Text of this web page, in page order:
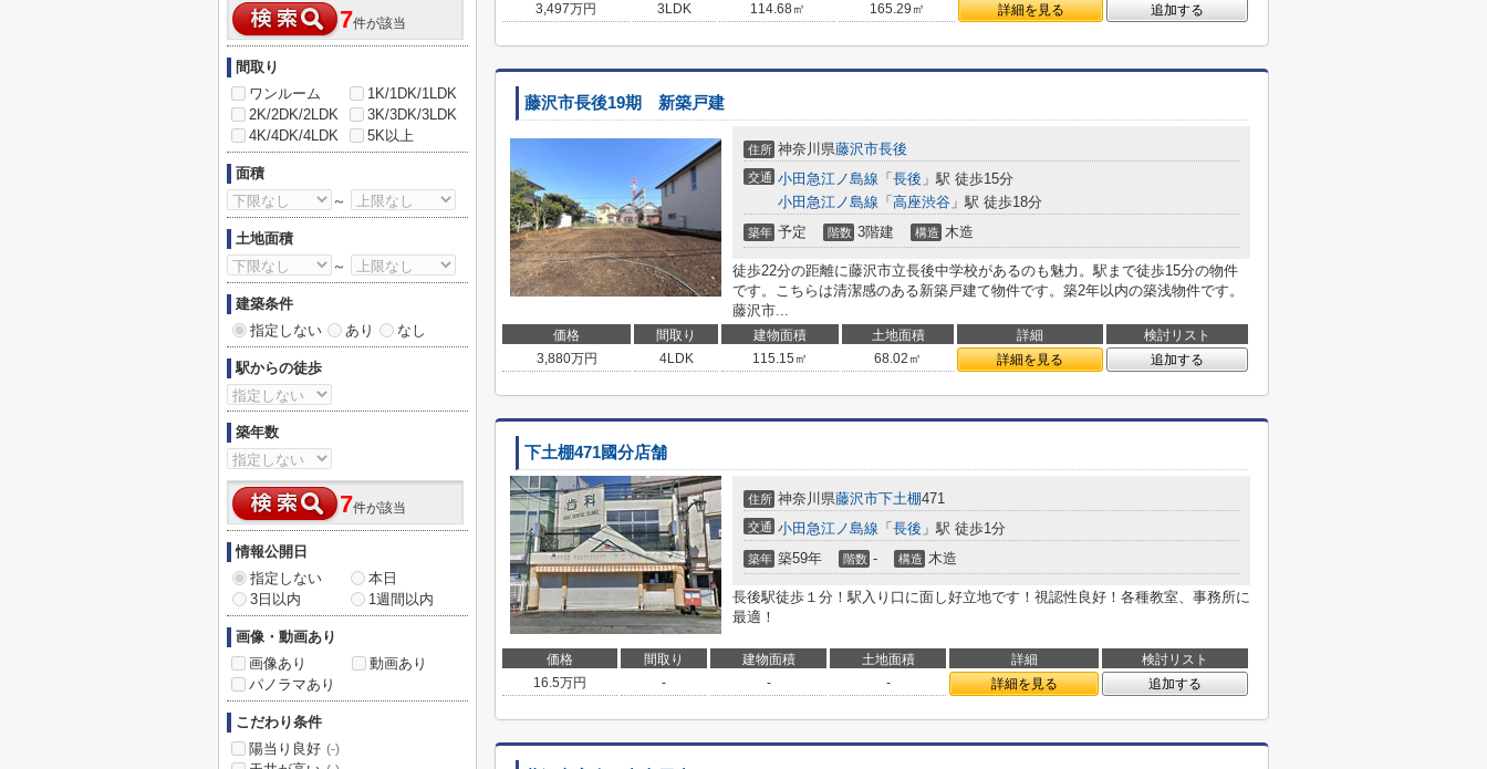
3,497万円 3LDK 114.68㎡ 165.29㎡ 詳細を見る 追加する
藤沢市長後19期 新築戸建
住所 神奈川県藤沢市長後
交通 小田急江ノ島線 「 長後 」駅 徒歩15分
小田急江ノ島線 「 高座渋谷 」駅 徒歩18分
築年 予定 階数 3階建 構造 木造
徒歩22分の距離に藤沢市立長後中学校があるのも魅力。駅まで徒歩15分の物件
です。こちらは清潔感のある新築戸建て物件です。築2年以内の築浅物件です。
藤沢市...
価格 間取り 建物面積 土地面積 詳細
検討リスト
3,880万円 4LDK 115.15㎡ 68.02㎡ 詳細を見る 追加する
下土棚471國分店舗
住所 神奈川県藤沢市下土棚471
交通 小田急江ノ島線 「 長後 」駅 徒歩1分
築年 築59年 階数 - 構造 木造
長後駅徒歩１分！駅入り口に面し好立地です！視認性良好！各種教室、事務所に
最適！
価格 間取り 建物面積 土地面積 詳細
検討リスト
16.5万円 - - - 詳細を見る 追加する
7件が該当
間取り
ワンルーム
1K/1DK/1LDK
2K/2DK/2LDK
3K/3DK/3LDK
4K/4DK/4LDK
5K以上
面積
～
土地面積
～
建築条件
指定しない
あり なし
駅からの徒歩
築年数
7件が該当
情報公開日
指定しない
本日
3日以内
1週間以内
画像・動画あり
画像あり
動画あり
パノラマあり
こだわり条件
陽当り良好 (-)